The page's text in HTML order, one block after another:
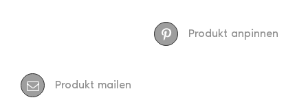
Produkt anpinnen
Produkt mailen